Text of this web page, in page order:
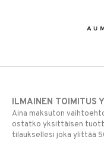
ILMAINEN TOIMITUS
Aina maksuton
ostatko yksittäisen
tilauksellesi joka ylittää